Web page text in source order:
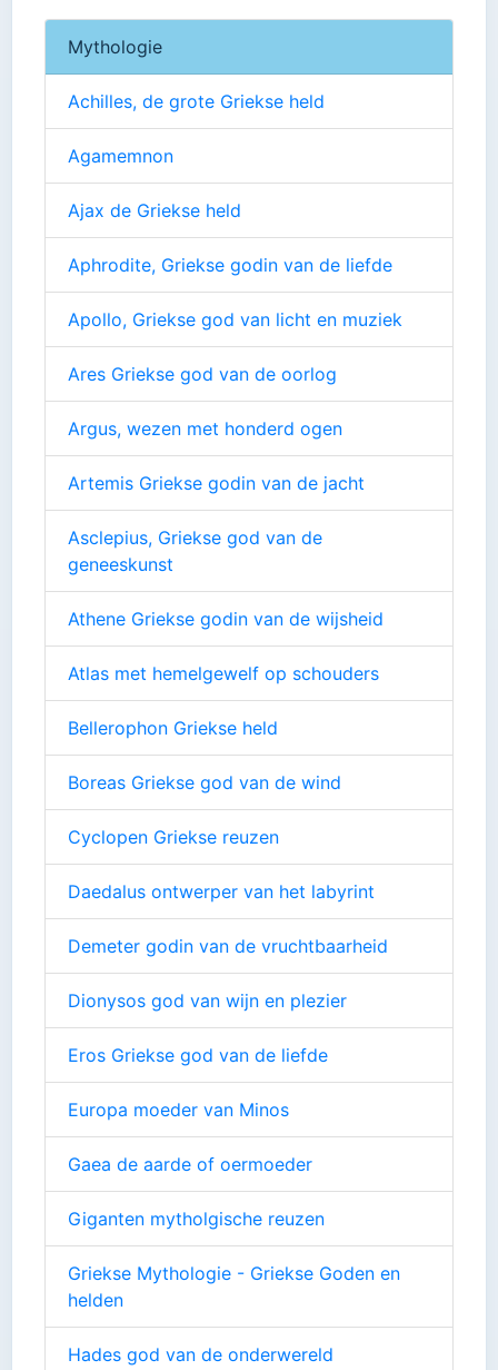
Mythologie
Achilles, de grote Griekse held
Agamemnon
Ajax de Griekse held
Aphrodite, Griekse godin van de liefde
Apollo, Griekse god van licht en muziek
Ares Griekse god van de oorlog
Argus, wezen met honderd ogen
Artemis Griekse godin van de jacht
Asclepius, Griekse god van de
geneeskunst
Athene Griekse godin van de wijsheid
Atlas met hemelgewelf op schouders
Bellerophon Griekse held
Boreas Griekse god van de wind
Cyclopen Griekse reuzen
Daedalus ontwerper van het labyrint
Demeter godin van de vruchtbaarheid
Dionysos god van wijn en plezier
Eros Griekse god van de liefde
Europa moeder van Minos
Gaea de aarde of oermoeder
Giganten mytholgische reuzen
Griekse Mythologie - Griekse Goden en
helden
Hades god van de onderwereld